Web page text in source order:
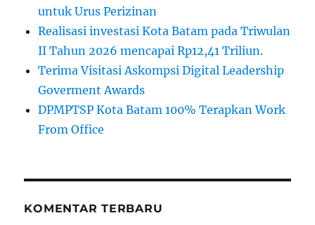
untuk Urus Perizinan
Realisasi investasi Kota Batam pada Triwulan
II Tahun 2026 mencapai Rp12,41 Triliun.
Terima Visitasi Askompsi Digital Leadership
Goverment Awards
DPMPTSP Kota Batam 100% Terapkan Work
From Office
KOMENTAR TERBARU